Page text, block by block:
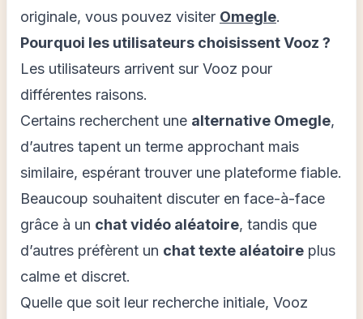
originale, vous pouvez visiter Omegle.
Pourquoi les utilisateurs choisissent Vooz ?
Les utilisateurs arrivent sur Vooz pour
différentes raisons.
Certains recherchent une alternative Omegle,
d’autres tapent un terme approchant mais
similaire, espérant trouver une plateforme fiable.
Beaucoup souhaitent discuter en face-à-face
grâce à un chat vidéo aléatoire, tandis que
d’autres préfèrent un chat texte aléatoire plus
calme et discret.
Quelle que soit leur recherche initiale, Vooz